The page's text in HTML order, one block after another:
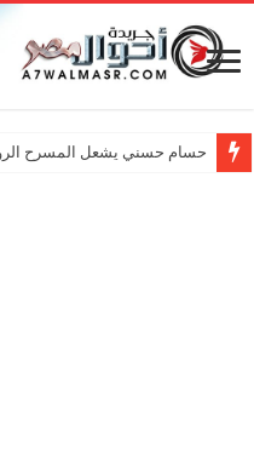
حسام حسني يشعل المسرح